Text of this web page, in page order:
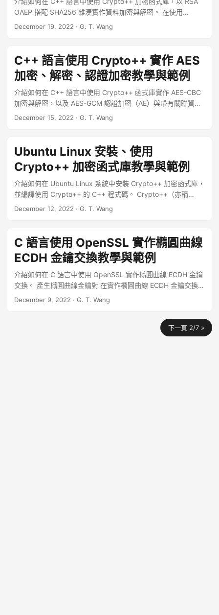
OAEP 搭配 SHA256 雜湊實作資料加密與解密。 在使用
Crypto++ 函式庫之前，請先確認系統上有安裝好該函式庫，
December 19, 2022 · G. T. Wang
C++ 語言使用 Crypto++ 實作 AES
加密、解密、認證加密教學與範例
介紹如何在 C++ 語言中使用 Crypto++ 函式庫實作 AES-CBC
加密與解密，以及 AES-GCM 認證加密（AE）與帶有關聯資料
的認證加密（AEAD）。 在使用 Crypto++ 函式庫之前，請先
December 15, 2022 · G. T. Wang
Ubuntu Linux 安裝、使用
Crypto++ 加密函式庫教學與範例
介紹如何在 Ubuntu Linux 系統中安裝 Crypto++ 加密函式庫，
並編譯使用 Crypto++ 的 C++ 程式碼。 Crypto++（亦稱
CryptoPP、libcrypto++ 或 libcryptopp）是一套開放原始碼
被學術界與業界使用。 ...
December 12, 2022 · G. T. Wang
C 語言使用 OpenSSL 實作橢圓曲線
ECDH 金鑰交換教學與範例
介紹如何在 C 語言中使用 OpenSSL 實作橢圓曲線 ECDH 金鑰
交換。 產生橢圓曲線金鑰對 在實作橢圓曲線 ECDH 金鑰交換之
前，要先產生兩對橢圓曲線的金鑰對，以下是以 C 語言程式的
December 9, 2022 · G. T. Wang
下一頁 2/7 »